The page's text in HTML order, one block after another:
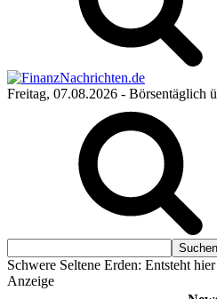
Freitag, 07.08.2026 - Börsentäglich
Schwere Seltene Erden: Entsteht
Anzeige